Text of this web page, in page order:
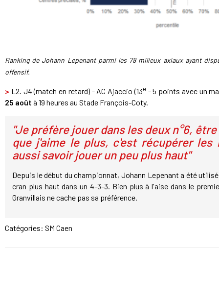
Ranking de Johann Lepenant parmi les 78 milieux axiaux ayant
offensif.
> L2. J4 (match en retard) - AC Ajaccio (13e- 5 points avec un
25 août à 19 heures au Stade François-Coty.
"Je préfère jouer dans les deux n°6,
que j'aime le plus, c'est récupérer
aussi savoir jouer un peu plus haut"
Depuis le début du championnat, Johann Lepenant a été
cran plus haut dans un 4-3-3. Bien plus à l'aise dans le
Granvillais ne cache pas sa préférence.
Catégories: SM Caen